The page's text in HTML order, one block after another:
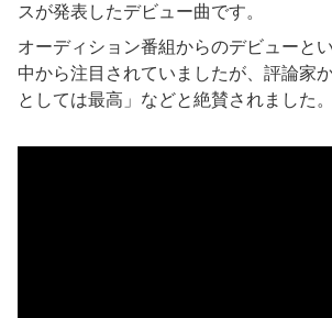
スが発表したデビュー曲です。
オーディション番組からのデビューと
中から注目されていましたが、評論家
としては最高」などと絶賛されました。